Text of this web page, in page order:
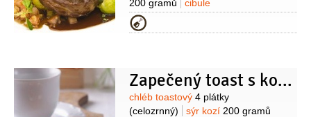
200 gramů
cibule
100 gramů
(nejlépe pelati z konzervy)
víno bílé
(šafránový prášek)
Kategorie
Zapečený toast s kozím sýrem a rajčátky
Suroviny
chléb toastový 4 plátky
(celozrnný)
sýr kozí 200 gramů